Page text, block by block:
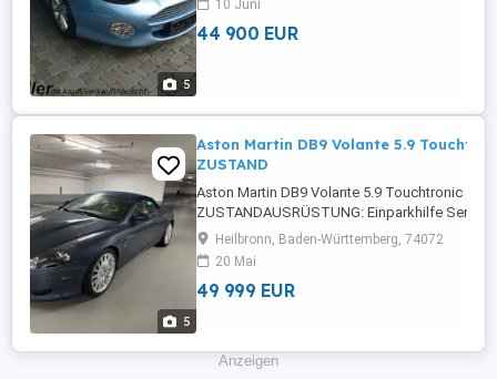
5
10 Juni
44 900 EUR
5
Aston Martin DB9 Volante 5.9
ZUSTAND
Aston Martin DB9 Volante 5.9 Touchtronic
ZUSTANDAUSRÜSTUNG: Einparkhilfe
vorne,ABS,Einparkhilfe Sensoren
Heilbronn, Baden-Württemberg, 74072
20 Mai
49 999 EUR
Anzeigen